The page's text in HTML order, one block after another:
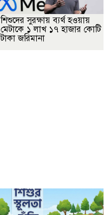
শিশুদের সুরক্ষায় ব্যর্থ হওয়ায়
মেটাকে ১ লাখ ১৭ হাজার কোটি
টাকা জরিমানা